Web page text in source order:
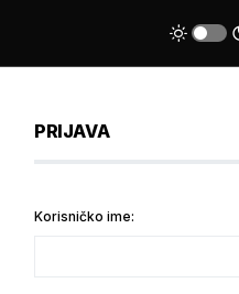
PRIJAVA
Korisničko ime: